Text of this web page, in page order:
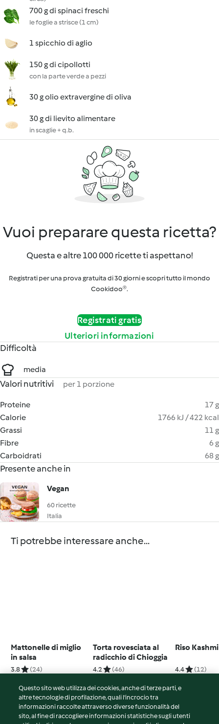
700 g di spinaci freschi
le foglie a strisce (1 cm)
1 spicchio di aglio
150 g di cipollotti
con la parte verde a pezzi
30 g olio extravergine di oliva
30 g di lievito alimentare
in scaglie + q.b.
Vuoi preparare questa ricetta?
Questa e altre 100 000 ricette ti aspettano!
Registrati per una prova gratuita di 30 giorni e scopri tutto il mondo
Cookidoo®.
Registrati gratis
Ulteriori informazioni
Difficoltà
media
Valori nutritivi per 1 porzione
Proteine
17 g
Calorie
1766 kJ / 422 kcal
Grassi
11 g
Fibre
6 g
Carboidrati
68 g
Presente anche in
Vegan
60 ricette
Italia
Ti potrebbe interessare anche...
Mattonelle di miglio
in salsa
3.8 (24)
Torta rovesciata al
radicchio di Chioggia
4.2 (46)
Riso
4.4 (12)
© Copyright 2026
Questo sito web utilizza dei cookies, anche di terze parti, e
altre tecnologie di profilazione, quali l’incrocio tra
informazioni raccolte attraverso diverse funzionalità del
sito, al fine di raccogliere informazioni statistiche sugli utenti